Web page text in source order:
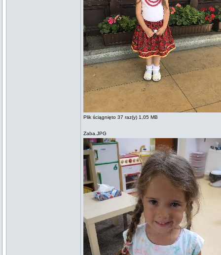
Plik ściągnięto 37 raz(y) 1,05 MB
Zaba.JPG